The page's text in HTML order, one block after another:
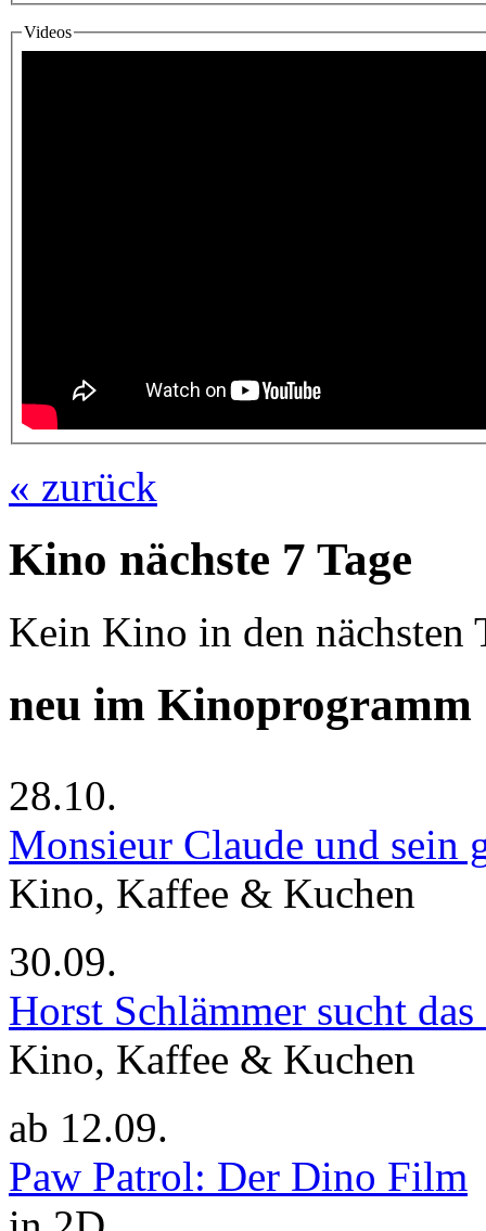
Videos
« zurück
Kino nächste 7 Tage
Kein Kino in den nächsten
neu im Kinoprogramm
28.10.
Monsieur Claude und sein
Kino, Kaffee & Kuchen
30.09.
Horst Schlämmer sucht
Kino, Kaffee & Kuchen
ab 12.09.
Paw Patrol: Der Dino Film